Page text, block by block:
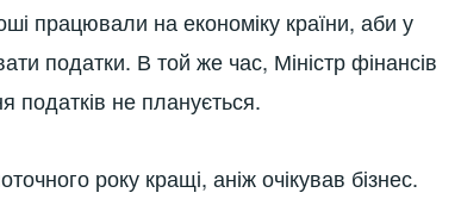
працювали на економіку країни, аби у
податки. В той же час, Міністр фінансів
не планується.
року кращі, аніж очікував бізнес.